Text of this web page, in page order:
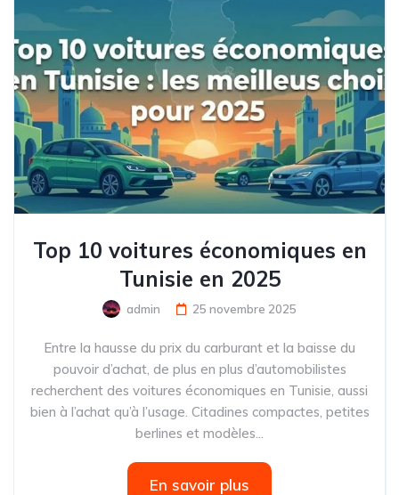
Top 10 voitures économiques en
Tunisie en 2025
admin 25 novembre 2025
Entre la hausse du prix du carburant et la baisse du
pouvoir d’achat, de plus en plus d’automobilistes
recherchent des voitures économiques en Tunisie, aussi
bien à l’achat qu’à l’usage. Citadines compactes, petites
berlines et modèles...
En savoir plus